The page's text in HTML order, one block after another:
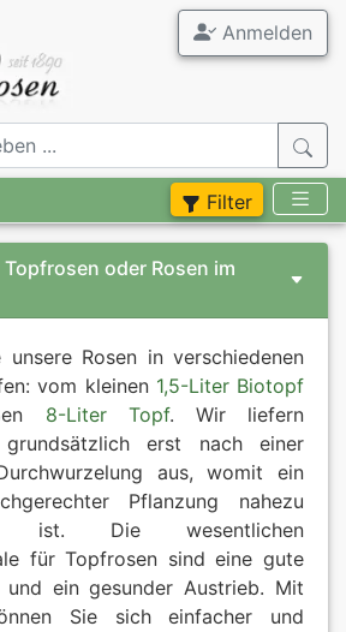
Anmelden
Filter
oder Rosen im
Rosen in verschiedenen
vom kleinen 1,5-Liter Biotopf
8-Liter Topf. Wir liefern
grundsätzlich erst nach einer
aus, womit ein
Pflanzung nahezu
ist. Die wesentlichen
für Topfrosen sind eine gute
und ein gesunder Austrieb. Mit
Sie sich einfacher und